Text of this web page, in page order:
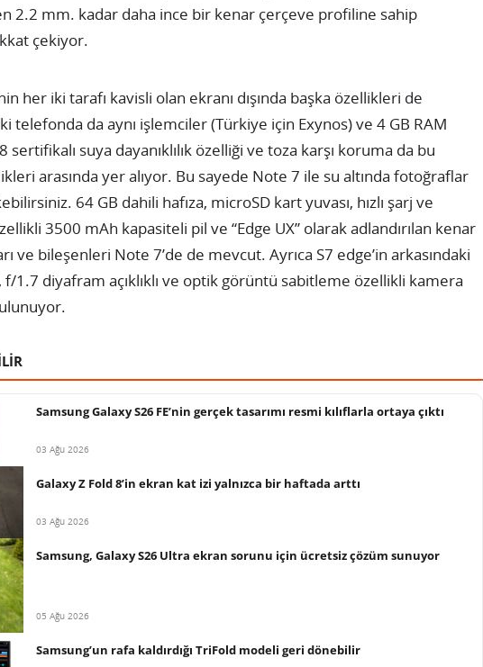
2.2 mm. kadar daha ince bir kenar çerçeve profiline sahip
çekiyor.
her iki tarafı kavisli olan ekranı dışında başka özellikleri de
telefonda da aynı işlemciler (Türkiye için Exynos) ve 4 GB RAM
sertifikalı suya dayanıklılık özelliği ve toza karşı koruma da bu
arasında yer alıyor. Bu sayede Note 7 ile su altında fotoğraflar
64 GB dahili hafıza, microSD kart yuvası, hızlı şarj ve
3500 mAh kapasiteli pil ve “Edge UX” olarak adlandırılan kenar
ve bileşenleri Note 7’de de mevcut. Ayrıca S7 edge’in arkasındaki
1.7 diyafram açıklıklı ve optik görüntü sabitleme özellikli kamera
Samsung Galaxy S26 FE’nin gerçek tasarımı resmi kılıflarla ortaya çıktı
03 Ağu 2026
Galaxy Z Fold 8’in ekran kat izi yalnızca bir haftada arttı
03 Ağu 2026
Samsung, Galaxy S26 Ultra ekran sorunu için ücretsiz çözüm sunuyor
05 Ağu 2026
Samsung’un rafa kaldırdığı TriFold modeli geri dönebilir